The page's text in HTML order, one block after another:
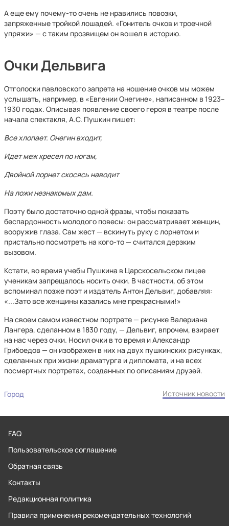
А еще ему почему-то очень не нравились повозки,
запряженные тройкой лошадей. «Гонитель очков и троечной
упряжи» — с таким прозвищем он вошел в историю.
Очки Дельвига
Отголоски павловского запрета на ношение очков мы можем
услышать, например, в «Евгении Онегине», написанном в 1923–
1930 годах. Описывая появление своего героя в театре после
начала спектакля, А.С. Пушкин пишет:
Все хлопает. Онегин входит,
Идет меж кресел по ногам,
Двойной лорнет скосясь наводит
На ложи незнакомых дам.
Поэту было достаточно одной фразы, чтобы показать
беспардонность молодого повесы: он рассматривает женщин,
вооружив глаза. Сам жест — вскинуть руку с лорнетом и
пристально посмотреть на кого-то — считался дерзким
вызовом.
Кстати, во время учебы Пушкина в Царскосельском лицее
ученикам запрещалось носить очки. В частности, об этом
вспоминал позже поэт и издатель Антон Дельвиг, добавляя:
«...Зато все женщины казались мне прекрасными!»
На своем самом известном портрете — рисунке Валериана
Лангера, сделанном в 1830 году, — Дельвиг, впрочем, взирает
на нас через очки. Носил очки в то время и Александр
Грибоедов — он изображен в них на двух пушкинских рисунках,
сделанных при жизни драматурга и дипломата, и на всех
посмертных портретах, созданных по описаниям друзей.
Город Источник новости
FAQ
Пользовательское соглашение
Обратная связь
Контакты
Редакционная политика
Правила применения рекомендательных технологий